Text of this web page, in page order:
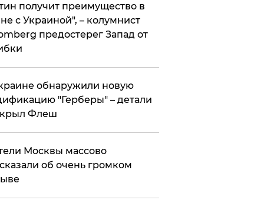
получит преимущество в
с Украиной", – колумнист
предостерег Запад от
обнаружили новую
"Герберы" – детали
Флеш
Москвы массово
об очень громком